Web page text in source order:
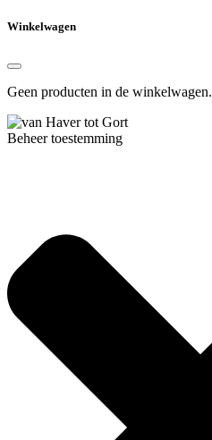
Winkelwagen
Geen producten in de winkelwagen.
Beheer toestemming